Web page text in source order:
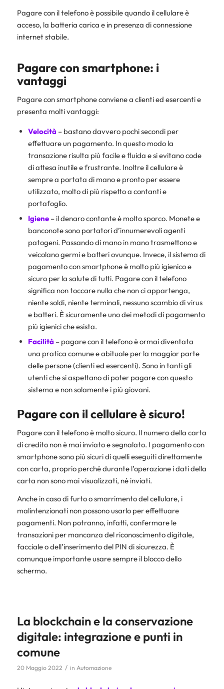
Pagare con il telefono è possibile quando il cellulare è
acceso, la batteria carica e in presenza di connessione
internet stabile.
Pagare con smartphone: i
vantaggi
Pagare con smartphone conviene a clienti ed esercenti e
presenta molti vantaggi:
Velocità– bastano davvero pochi secondi per
effettuare un pagamento. In questo modo la
transazione risulta più facile e fluida e si evitano code
di attesa inutile e frustrante. Inoltre il cellulare è
sempre a portata di mano e pronto per essere
utilizzato, molto di più rispetto a contanti e
portafoglio.
Igiene– il denaro contante è molto sporco. Monete e
banconote sono portatori d’innumerevoli agenti
patogeni. Passando di mano in mano trasmettono e
veicolano germi e batteri ovunque. Invece, il sistema di
pagamento con smartphone è molto più igienico e
sicuro per la salute di tutti. Pagare con il telefono
significa non toccare nulla che non ci appartenga,
niente soldi, niente terminali, nessuno scambio di virus
e batteri. È sicuramente uno dei metodi di pagamento
più igienici che esista.
Facilità – pagare con il telefono è ormai diventata
una pratica comune e abituale per la maggior parte
delle persone (clienti ed esercenti). Sono in tanti gli
utenti che si aspettano di poter pagare con questo
sistema e non solamente i più giovani.
Pagare con il cellulare è sicuro!
Pagare con il telefono è molto sicuro. Il numero della carta
di credito non è mai inviato e segnalato. I pagamento con
smartphone sono più sicuri di quelli eseguiti direttamente
con carta, proprio perché durante l’operazione i dati della
carta non sono mai visualizzati, né inviati.
Anche in caso di furto o smarrimento del cellulare, i
malintenzionati non possono usarlo per effettuare
pagamenti. Non potranno, infatti, confermare le
transazioni per mancanza del riconoscimento digitale,
facciale o dell’inserimento del PIN di sicurezza. È
comunque importante usare sempre il blocco dello
schermo.
La blockchain e la conservazione
digitale: integrazione e punti in
comune
20 Maggio 2022 / in Automazione